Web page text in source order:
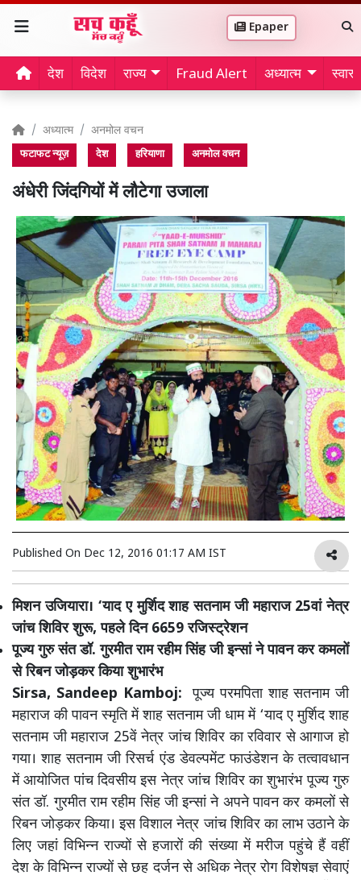
Epaper
देश विदेश राज्य Fraud Alert अध्यात्म
अध्यात्म अनमोल वचन
फटाफट न्यूज़ देश हरियाणा अनमोल वचन
अंधेरी जिंदगियों में लौटेगा उजाला
Published On Dec 12, 2016 01:17 AM IST
मिशन उजियारा। ‘याद ए मुर्शिद शाह सतनाम जी महाराज 25वां नेत्र
जांच शिविर शुरू, पहले दिन 6659 रजिस्ट्रेशन
पूज्य गुरु संत डॉ. गुरमीत राम रहीम सिंह जी इन्सां ने पावन कर कमलों
से रिबन जोड़कर किया शुभारंभ
Sirsa, Sandeep Kamboj: पूज्य परमपिता शाह सतनाम जी
महाराज की पावन स्मृति में शाह सतनाम जी धाम में ‘याद ए मुर्शिद शाह
सतनाम जी महाराज 25वें नेत्र जांच शिविर का रविवार से आगाज हो
गया। शाह सतनाम जी रिसर्च एंड डेवल्पमेंट फाउंडेशन के तत्वावधान
में आयोजित पांच दिवसीय इस नेत्र जांच शिविर का शुभारंभ पूज्य गुरु
संत डॉ. गुरमीत राम रहीम सिंह जी इन्सां ने अपने पावन कर कमलों से
रिबन जोड़कर किया। इस विशाल नेत्र जांच शिविर का लाभ उठाने के
लिए जहां विभिन्न राज्यों से हजारों की संख्या में मरीज पहुंचे हैं वहीं
देश के विभिन्न राज्यों से छह दर्जन से अधिक नेत्र रोग विशेषज्ञ सेवाएं